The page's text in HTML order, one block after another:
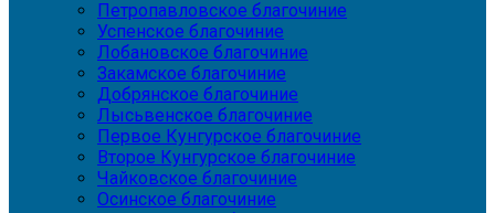
Петропавловское благочиние
Успенское благочиние
Лобановское благочиние
Закамское благочиние
Добрянское благочиние
Лысьвенское благочиние
Первое Кунгурское благочиние
Второе Кунгурское благочиние
Чайковское благочиние
Осинское благочиние